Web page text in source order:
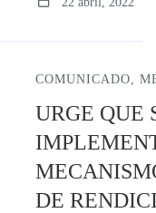
COMUNICADO,
URGE QUE
DE